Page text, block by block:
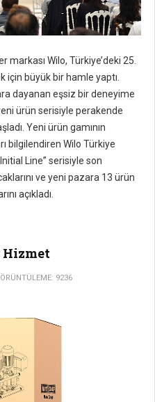
Wilo, Türkiye’deki 25.
için büyük bir hamle yaptı.
dayanan eşsiz bir deneyime
ürün serisiyle perakende
Yeni ürün gamının
bilgilendiren Wilo Türkiye
Line” serisiyle son
ve yeni pazara 13 ürün
açıkladı.
Hizmet
9236